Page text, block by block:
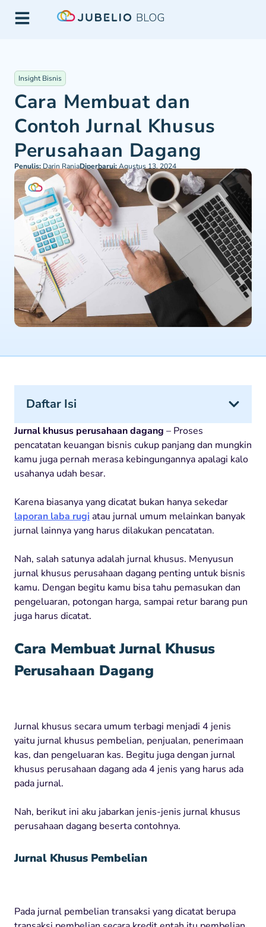
Insight Bisnis
Cara Membuat dan
Contoh Jurnal Khusus
Perusahaan Dagang
Penulis: Darin RaniaDiperbarui:Agustus 13, 2024
Jurnal khusus perusahaan dagang – Proses
pencatatan keuangan bisnis cukup panjang dan mungkin
kamu juga pernah merasa kebingungannya apalagi kalo
usahanya udah besar.
Karena biasanya yang dicatat bukan hanya sekedar
laporan laba rugiatau jurnal umum melainkan banyak
jurnal lainnya yang harus dilakukan pencatatan.
Nah, salah satunya adalah jurnal khusus. Menyusun
jurnal khusus perusahaan dagang penting untuk bisnis
kamu. Dengan begitu kamu bisa tahu pemasukan dan
pengeluaran, potongan harga, sampai retur barang pun
juga harus dicatat.
Cara Membuat Jurnal Khusus
Perusahaan Dagang
Jurnal khusus secara umum terbagi menjadi 4 jenis
yaitu jurnal khusus pembelian, penjualan, penerimaan
kas, dan pengeluaran kas. Begitu juga dengan jurnal
khusus perusahaan dagang ada 4 jenis yang harus ada
pada jurnal.
Nah, berikut ini aku jabarkan jenis-jenis jurnal khusus
perusahaan dagang beserta contohnya.
Jurnal Khusus Pembelian
Pada jurnal pembelian transaksi yang dicatat berupa
Daftar Isi